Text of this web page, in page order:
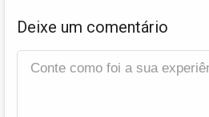
Deixe um comentário